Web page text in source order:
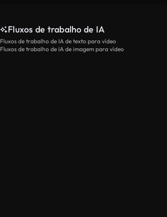
Fluxos de trabalho de IA
Fluxos de trabalho de IA de texto para vídeo
Fluxos de trabalho de IA de imagem para vídeo